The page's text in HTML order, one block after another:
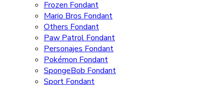
Frozen Fondant
Mario Bros Fondant
Others Fondant
Paw Patrol Fondant
Personajes Fondant
Pokémon Fondant
SpongeBob Fondant
Sport Fondant